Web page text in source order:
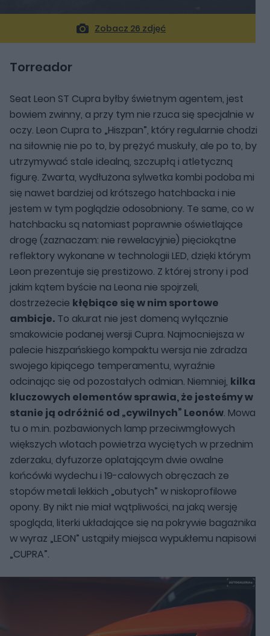
Zobacz 26 zdjęć
Torreador
Seat Leon ST Cupra byłby świetnym agentem, jest
bowiem zwinny, a przy tym nie rzuca się specjalnie w
oczy. Leon Cupra to „Hiszpan”, który regularnie chodzi
na siłownię nie po to, by prężyć muskuły, ale po to, by
utrzymywać stale idealną, szczupłą i atletyczną
figurę. Zwarta, wydłużona sylwetka kombi podoba mi
się nawet bardziej od krótszego hatchbacka i nie
jestem w tym poglądzie odosobniony. Te same, co w
hatchbacku są natomiast poprawnie oświetlające
drogę (zaznaczam: nie rewelacyjnie) pięciokątne
reflektory wykonane w technologii LED, dzięki którym
Leon prezentuje się prestiżowo. Z której strony i pod
jakim kątem byście na Leona nie spojrzeli,
dostrzeżecie kłębiące się w nim sportowe
ambicje. To akurat nie jest domeną wyłącznie
smakowicie podanej wersji Cupra. Najmocniejsza w
palecie hiszpańskiego kompaktu wersja nie zdradza
swojego kipiącego temperamentu, wyraźnie
odcinając się od pozostałych odmian. Niemniej, kilka
kluczowych elementów sprawia, że jesteśmy w
stanie ją odróżnić od „cywilnych” Leonów. Mowa
tu o m.in. pozbawionych lamp przeciwmgłowych
większych wlotach powietrza wyciętych w przednim
zderzaku, dyfuzorze oplatającym dwie owalne
końcówki wydechu i 19-calowych obręczach ze
stopów metali lekkich „obutych” w niskoprofilowe
opony. By nikt nie miał wątpliwości, na jaką wersję
spogląda, literki układające się na pokrywie bagażnika
w wyraz „LEON” ustąpiły miejsca wypukłemu napisowi
„CUPRA”.